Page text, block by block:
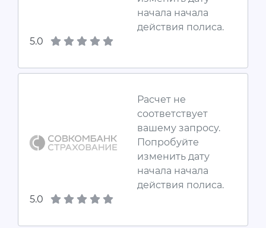
начала начала
действия полиса.
5.0
Расчет не
соответствует
вашему запросу.
Попробуйте
изменить дату
начала начала
действия полиса.
5.0